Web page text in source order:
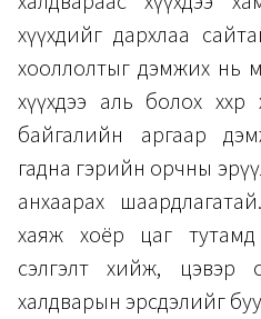
хүүхдийг дархлаа
хооллолтыг дэмжих нь
хүүхдээ аль болох
байгалийн аргаар
гадна гэрийн орчны
анхаарах
хаяж хоёр цаг тутамд
сэлгэлт хийж, цэвэр
халдварын эрсдэлийг